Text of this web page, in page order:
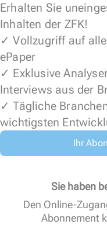
Erhalten Sie
Inhalten der ZFK!
✓ Vollzugriff auf
ePaper
✓ Exklusive
Interviews aus der
✓ Tägliche
wichtigsten
Ihr
Sie haben
Den Online-
Abonnement